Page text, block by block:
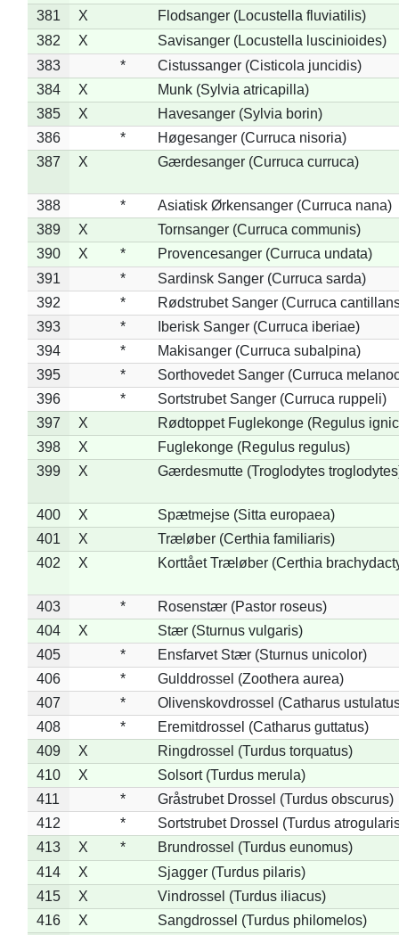
381
X
Flodsanger (Locustella fluviatilis)
382
X
Savisanger (Locustella luscinioides)
383
*
Cistussanger (Cisticola juncidis)
384
X
Munk (Sylvia atricapilla)
385
X
Havesanger (Sylvia borin)
386
*
Høgesanger (Curruca nisoria)
387
X Gærdesanger (Curruca curruca)
388 *
Asiatisk Ørkensanger (Curruca nana)
389
X
Tornsanger (Curruca communis)
390
X *
Provencesanger (Curruca undata)
391
*
Sardinsk Sanger (Curruca sarda)
392
*
Rødstrubet Sanger (Curruca
393
*
Iberisk Sanger (Curruca iberiae)
394
*
Makisanger (Curruca subalpina)
395
*
Sorthovedet Sanger (Curruca
396
*
Sortstrubet Sanger (Curruca ruppeli)
397
X
Rødtoppet Fuglekonge (Regulus
398
X
Fuglekonge (Regulus regulus)
399
X Gærdesmutte (Troglodytes
400 X
Spætmejse (Sitta europaea)
401
X
Træløber (Certhia familiaris)
402
X Korttået Træløber (Certhia
403 *
Rosenstær (Pastor roseus)
404
X
Stær (Sturnus vulgaris)
405
*
Ensfarvet Stær (Sturnus unicolor)
406
*
Gulddrossel (Zoothera aurea)
407
*
Olivenskovdrossel (Catharus
408
*
Eremitdrossel (Catharus guttatus)
409
X
Ringdrossel (Turdus torquatus)
410
X
Solsort (Turdus merula)
411
*
Gråstrubet Drossel (Turdus obscurus)
412
*
Sortstrubet Drossel (Turdus
413
X *
Brundrossel (Turdus eunomus)
414
X
Sjagger (Turdus pilaris)
415
X
Vindrossel (Turdus iliacus)
416
X
Sangdrossel (Turdus philomelos)